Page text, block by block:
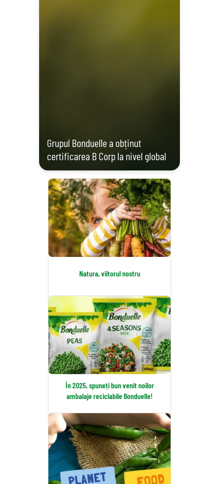
Grupul Bonduelle a obținut
certificarea B Corp la nivel global
Natura, viitorul nostru
În 2025, spuneți bun venit noilor
ambalaje reciclabile Bonduelle!